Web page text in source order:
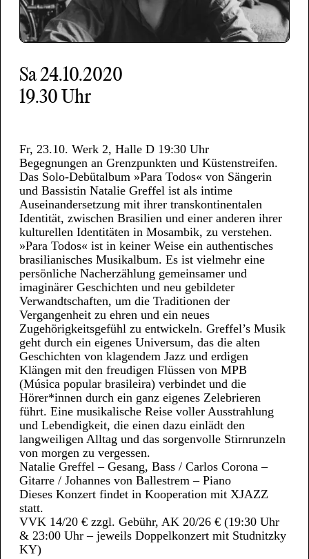
Sa24.10.2020
19.30 Uhr
Fr, 23.10. Werk 2, Halle D 19:30 Uhr
Begegnungen an Grenzpunkten und Küstenstreifen.
Das Solo-Debütalbum »Para Todos« von Sängerin
und Bassistin Natalie Greffel ist als intime
Auseinandersetzung mit ihrer transkontinentalen
Identität, zwischen Brasilien und einer anderen ihrer
kulturellen Identitäten in Mosambik, zu verstehen.
»Para Todos« ist in keiner Weise ein authentisches
brasilianisches Musikalbum. Es ist vielmehr eine
persönliche Nacherzählung gemeinsamer und
imaginärer Geschichten und neu gebildeter
Verwandtschaften, um die Traditionen der
Vergangenheit zu ehren und ein neues
Zugehörigkeitsgefühl zu entwickeln. Greffel’s Musik
geht durch ein eigenes Universum, das die alten
Geschichten von klagendem Jazz und erdigen
Klängen mit den freudigen Flüssen von MPB
(Música popular brasileira) verbindet und die
Hörer*innen durch ein ganz eigenes Zelebrieren
führt. Eine musikalische Reise voller Ausstrahlung
und Lebendigkeit, die einen dazu einlädt den
langweiligen Alltag und das sorgenvolle Stirnrunzeln
von morgen zu vergessen.
Natalie Greffel – Gesang, Bass / Carlos Corona –
Gitarre / Johannes von Ballestrem – Piano
Dieses Konzert findet in Kooperation mit XJAZZ
statt.
VVK 14/20 € zzgl. Gebühr, AK 20/26 € (19:30 Uhr
& 23:00 Uhr – jeweils Doppelkonzert mit Studnitzky
KY)